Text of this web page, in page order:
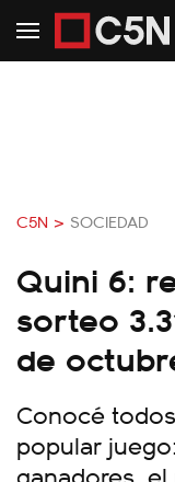
C5N > SOCIEDAD
Quini 6:
sorteo
de
Conocé
popular
ganadores,